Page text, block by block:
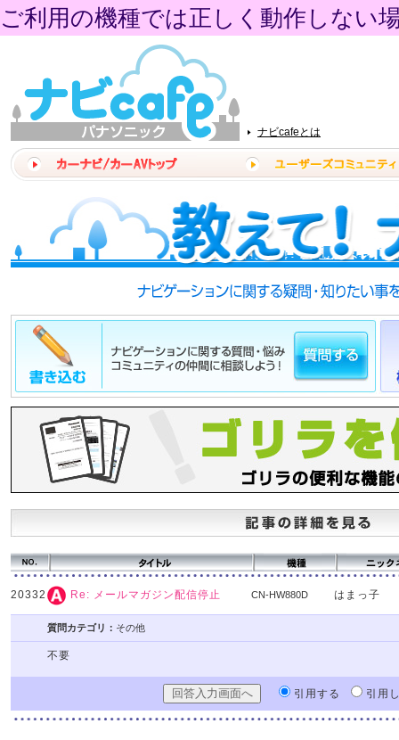
ご利用の機種では正しく動作しない
ナビcafeとは
20332 Re: メールマガジン配信停止 CN-HW880D はまっ子
質問カテゴリ： その他
不要
引用する 引用